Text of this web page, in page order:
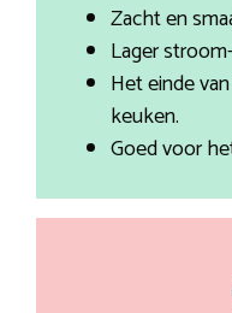
Zacht en
Lager
Het einde
keuken.
Goed voor